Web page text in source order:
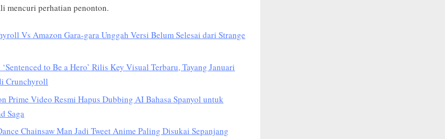
mencuri perhatian penonton.
Vs Amazon Gara-gara Unggah Versi Belum Selesai dari Strange
to Be a Hero’ Rilis Key Visual Terbaru, Tayang Januari
Crunchyroll
Prime Video Resmi Hapus Dubbing AI Bahasa Spanyol untuk
Saga
Chainsaw Man Jadi Tweet Anime Paling Disukai Sepanjang